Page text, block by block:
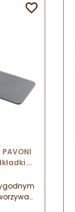
z
z
